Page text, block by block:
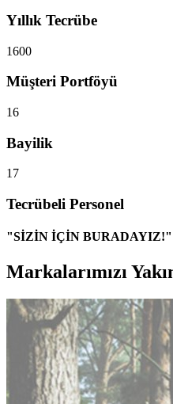
Yıllık Tecrübe
1600
Müşteri Portföyü
16
Bayilik
17
Tecrübeli Personel
"SİZİN İÇİN BURADAYIZ!"
Markalarımızı